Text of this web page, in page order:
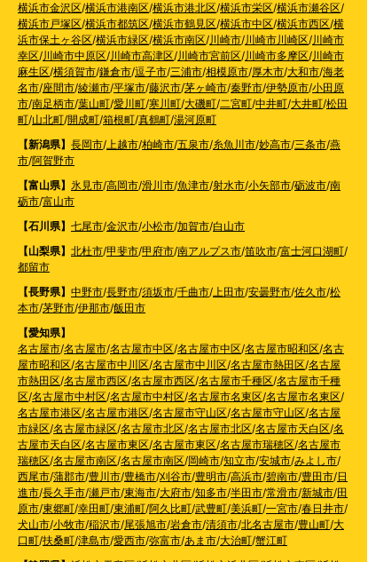
横浜市金沢区/横浜市港南区/横浜市港北区/横浜市栄区/横浜市瀬谷区/
横浜市戸塚区/横浜市都筑区/横浜市鶴見区/横浜市中区/横浜市西区/横
浜市保土ヶ谷区/横浜市緑区/横浜市南区/川崎市/川崎市川崎区/川崎市
幸区/川崎市中原区/川崎市高津区/川崎市宮前区/川崎市多摩区/川崎市
麻生区/横須賀市/鎌倉市/逗子市/三浦市/相模原市/厚木市/大和市/海老
名市/座間市/綾瀬市/平塚市/藤沢市/茅ヶ崎市/秦野市/伊勢原市/小田原
市/南足柄市/葉山町/愛川町/寒川町/大磯町/二宮町/中井町/大井町/松田
町/山北町/開成町/箱根町/真鶴町/湯河原町
【新潟県】 長岡市/上越市/柏崎市/五泉市/糸魚川市/妙高市/三条市/燕
市/阿賀野市
【富山県】 氷見市/高岡市/滑川市/魚津市/射水市/小矢部市/砺波市/南
砺市/富山市
【石川県】 七尾市/金沢市/小松市/加賀市/白山市
【山梨県】 北杜市/甲斐市/甲府市/南アルプス市/笛吹市/富士河口湖町/
都留市
【長野県】 中野市/長野市/須坂市/千曲市/上田市/安曇野市/佐久市/松
本市/茅野市/伊那市/飯田市
【愛知県】
名古屋市/名古屋市/名古屋市中区/名古屋市中区/名古屋市昭和区/名古
屋市昭和区/名古屋市中川区/名古屋市中川区/名古屋市熱田区/名古屋
市熱田区/名古屋市西区/名古屋市西区/名古屋市千種区/名古屋市千種
区/名古屋市中村区/名古屋市中村区/名古屋市名東区/名古屋市名東区/
名古屋市港区/名古屋市港区/名古屋市守山区/名古屋市守山区/名古屋
市緑区/名古屋市緑区/名古屋市北区/名古屋市北区/名古屋市天白区/名
古屋市天白区/名古屋市東区/名古屋市東区/名古屋市瑞穂区/名古屋市
瑞穂区/名古屋市南区/名古屋市南区/岡崎市/知立市/安城市/みよし市/
西尾市/蒲郡市/豊川市/豊橋市/刈谷市/豊明市/高浜市/碧南市/豊田市/日
進市/長久手市/瀬戸市/東海市/大府市/知多市/半田市/常滑市/新城市/田
原市/東郷町/幸田町/東浦町/阿久比町/武豊町/美浜町/一宮市/春日井市/
犬山市/小牧市/稲沢市/尾張旭市/岩倉市/清須市/北名古屋市/豊山町/大
口町/扶桑町/津島市/愛西市/弥富市/あま市/大治町/蟹江町